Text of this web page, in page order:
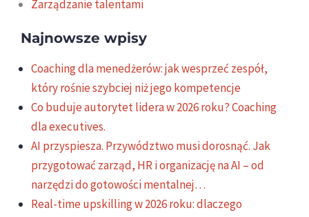
Zarządzanie talentami
Najnowsze wpisy
Coaching dla menedżerów: jak wesprzeć zespół,
który rośnie szybciej niż jego kompetencje
Co buduje autorytet lidera w 2026 roku? Coaching
dla executives.
AI przyspiesza. Przywództwo musi dorosnąć. Jak
przygotować zarząd, HR i organizację na AI – od
narzędzi do gotowości mentalnej…
Real-time upskilling w 2026 roku: dlaczego